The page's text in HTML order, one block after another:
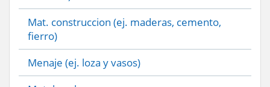
Mat. construccion (ej. maderas, cemento,
fierro)
Menaje (ej. loza y vasos)